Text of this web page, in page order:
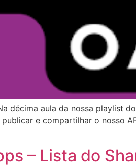
décima aula da nossa playlist
e compartilhar o nosso
– Lista do